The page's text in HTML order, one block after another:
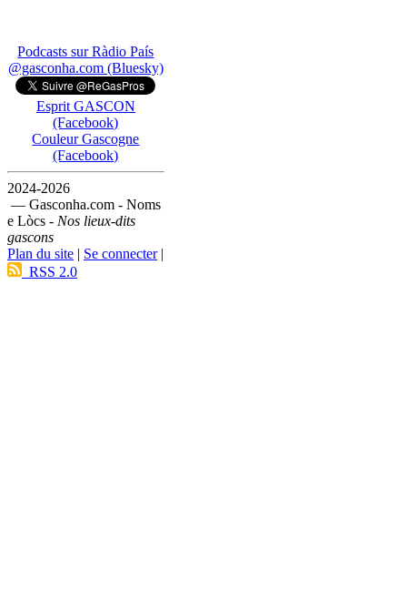
Podcasts sur Ràdio País
@gasconha.com (Bluesky)
Esprit GASCON
(Facebook)
Couleur Gascogne
(Facebook)
2024-2026
— Gasconha.com - Noms
e Lòcs - Nos lieux-dits
gascons
Plan du site | Se connecter|
RSS 2.0